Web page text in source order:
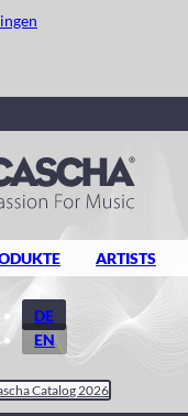
ARTISTS
DE
EN
Catalog 2026